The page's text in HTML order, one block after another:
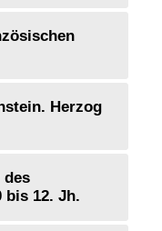
Herzog
des
bis 12. Jh.